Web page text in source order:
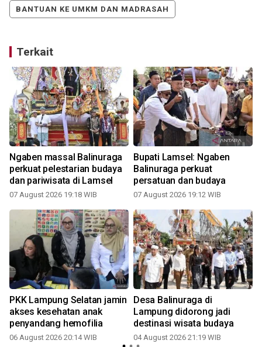
BANTUAN KE UMKM DAN MADRASAH
Terkait
Ngaben massal Balinuraga
perkuat pelestarian budaya
dan pariwisata di Lamsel
07 August 2026 19:18 WIB
Bupati Lamsel: Ngaben
Balinuraga perkuat
persatuan dan budaya
07 August 2026 19:12 WIB
PKK Lampung Selatan jamin
akses kesehatan anak
penyandang hemofilia
06 August 2026 20:14 WIB
Desa Balinuraga di
Lampung didorong jadi
destinasi wisata budaya
04 August 2026 21:19 WIB